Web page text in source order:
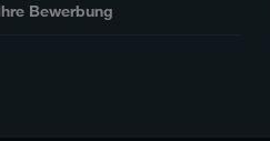
Bewerbung